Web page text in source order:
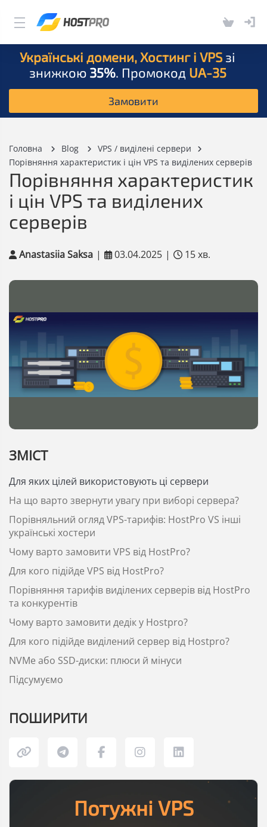
Українські домени, Хостинг і VPS зі
знижкою 35%. Промокод UA-35
Замовити
Головна Blog
VPS / виділені сервери
Порівняння характеристик і цін VPS та виділених серверів
Порівняння характеристик
і цін VPS та виділених
серверів
Anastasiia Saksa | 03.04.2025 | 15 хв.
ЗМІСТ
Для яких цілей використовують ці сервери
На що варто звернути увагу при виборі сервера?
Порівняльний огляд VPS-тарифів: HostPro VS інші
українські хостери
Чому варто замовити VPS від HostPro?
Для кого підійде VPS від HostPro?
Порівняння тарифів виділених серверів від HostPro
та конкурентів
Чому варто замовити дедік у Hostpro?
Для кого підійде виділений сервер від Hostpro?
NVMe або SSD-диски: плюси й мінуси
Підсумуємо
ПОШИРИТИ
Потужні VPS